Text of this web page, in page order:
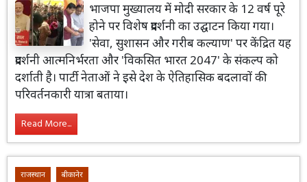
भाजपा मुख्यालय में मोदी सरकार के 12 वर्ष पूरे
होने पर विशेष प्रदर्शनी का उद्घाटन किया गया।
'सेवा, सुशासन और गरीब कल्याण' पर केंद्रित यह
प्रदर्शनी आत्मनिर्भरता और 'विकसित भारत 2047' के संकल्प को
दर्शाती है। पार्टी नेताओं ने इसे देश के ऐतिहासिक बदलावों की
परिवर्तनकारी यात्रा बताया।
Read More...
राजस्थान बीकानेर